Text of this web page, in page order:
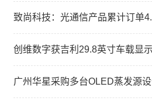
致尚科技：光通信产品累计订单
创维数字获吉利29.8英寸车载显
广州华星采购多台OLED蒸发源